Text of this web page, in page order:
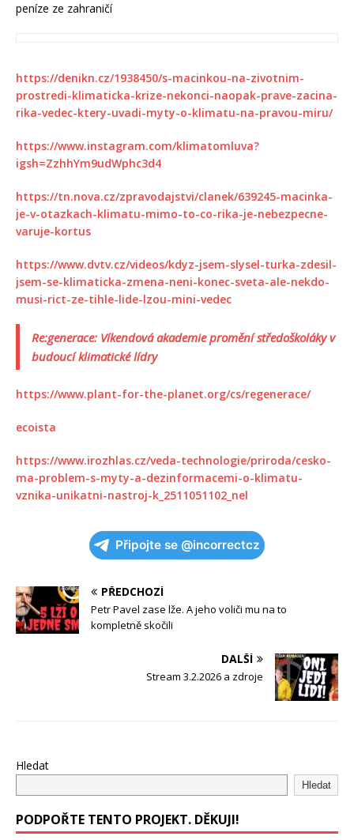
peníze ze zahraničí
https://denikn.cz/1938450/s-macinkou-na-zivotnim-
prostredi-klimaticka-krize-nekonci-naopak-prave-zacina-
rika-vedec-ktery-uvadi-myty-o-klimatu-na-pravou-miru/
https://www.instagram.com/klimatomluva?
igsh=ZzhhYm9udWphc3d4
https://tn.nova.cz/zpravodajstvi/clanek/639245-macinka-
je-v-otazkach-klimatu-mimo-to-co-rika-je-nebezpecne-
varuje-kortus
https://www.dvtv.cz/videos/kdyz-jsem-slysel-turka-zdesil-
jsem-se-klimaticka-zmena-neni-konec-sveta-ale-nekdo-
musi-rict-ze-tihle-lide-lzou-mini-vedec
Re:generace: Víkendová akademie promění středoškoláky v
budoucí klimatické lídry
https://www.plant-for-the-planet.org/cs/regenerace/
ecoista
https://www.irozhlas.cz/veda-technologie/priroda/cesko-
ma-problem-s-myty-a-dezinformacemi-o-klimatu-
vznika-unikatni-nastroj-k_2511051102_nel
Připojte se @incorrectcz
PŘEDCHOZÍ
Petr Pavel zase lže. A jeho voliči mu na to
kompletně skočili
DALŠÍ
Stream 3.2.2026 a zdroje
Hledat
Hledat
PODPOŘTE TENTO PROJEKT. DĚKUJI!